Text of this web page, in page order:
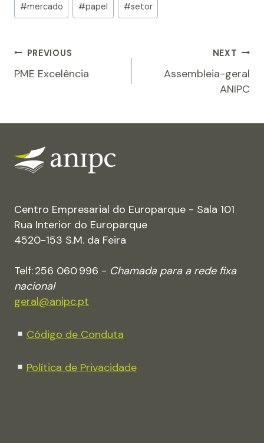
#mercado #papel #setor
Navegação
de
PREVIOUS
PME Excelência
NEXT
Assembleia-geral
ANIPC
Centro Empresarial do Europarque - Sala 101
Rua Interior do Europarque
4520-153 S.M. da Feira
Telf: 256 060 996 - Chamada para a rede fixa
nacional
geral@anipc.pt
Código de Conduta
Política de Privacidade